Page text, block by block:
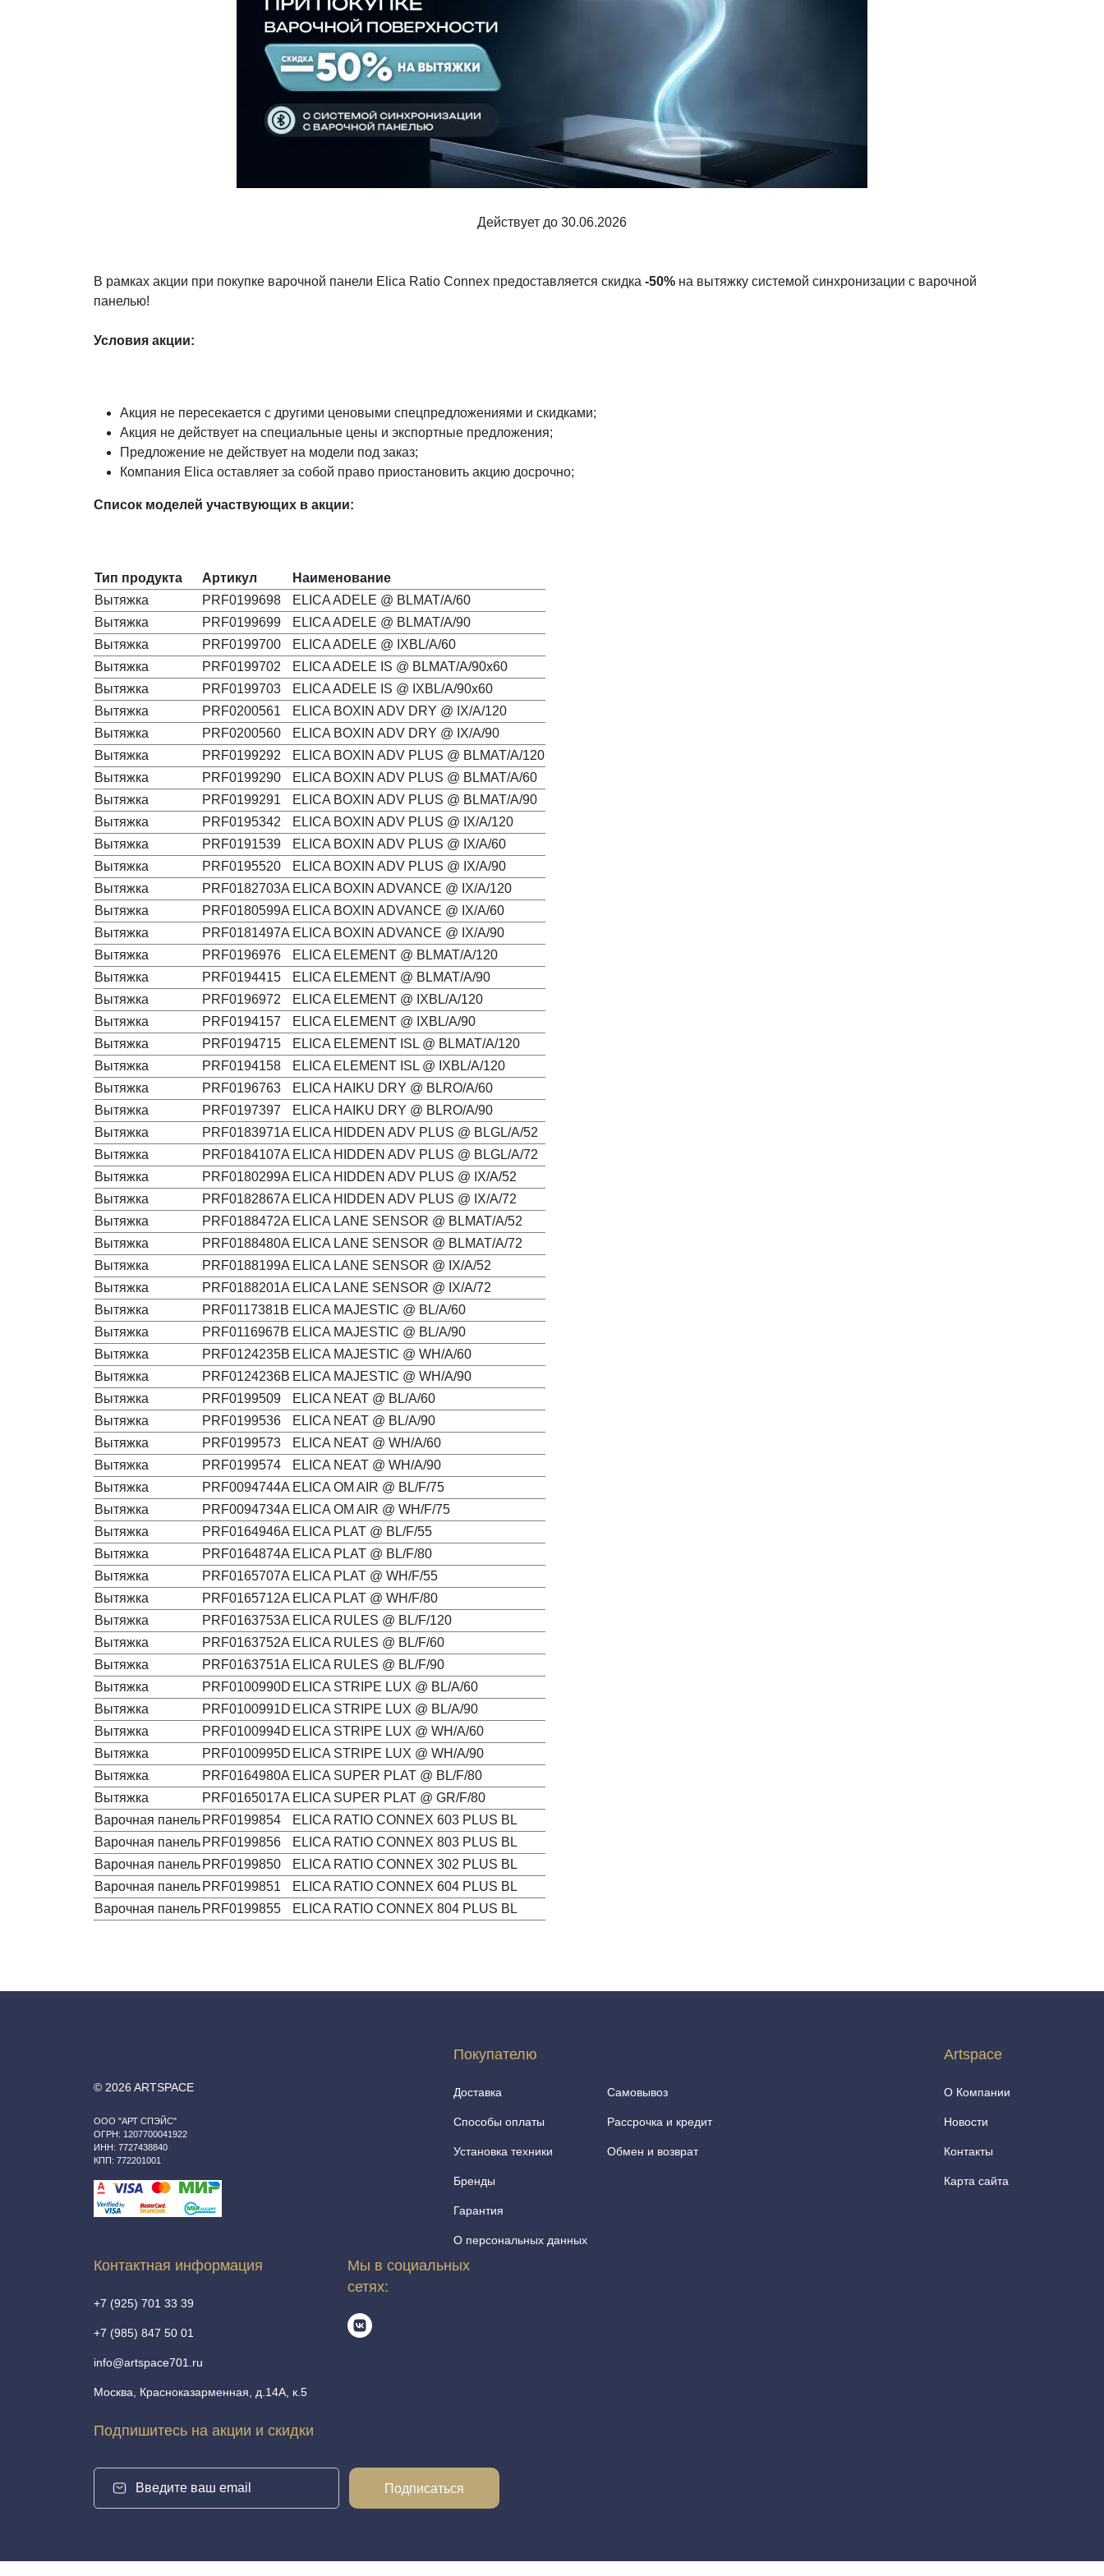
Комоды
Консоли
Консоли
Зеркальные
консоли
Шкафы и
стеллажи
Витрины
Шкафы
Стеллажи
Действует до 30.06.2026
В рамках акции при покупке варочной панели Elica Ratio Connex предоставляется скидка -50% на вытяжку системой синхронизации с варочной
панелью!
Условия акции:
Акция не пересекается с другими ценовыми спецпредложениями и скидками;
Акция не действует на специальные цены и экспортные предложения;
Предложение не действует на модели под заказ;
Компания Elica оставляет за собой право приостановить акцию досрочно;
Список моделей участвующих в акции:
Тип продукта Артикул
Наименование
Вытяжка
PRF0199698
ELICA ADELE @ BLMAT/A/60
Вытяжка
PRF0199699
ELICA ADELE @ BLMAT/A/90
Вытяжка
PRF0199700
ELICA ADELE @ IXBL/A/60
Вытяжка
PRF0199702
ELICA ADELE IS @ BLMAT/A/90x60
Вытяжка
PRF0199703
ELICA ADELE IS @ IXBL/A/90x60
Вытяжка
PRF0200561
ELICA BOXIN ADV DRY @ IX/A/120
Вытяжка
PRF0200560
ELICA BOXIN ADV DRY @ IX/A/90
Вытяжка
PRF0199292
ELICA BOXIN ADV PLUS @ BLMAT/A/120
Вытяжка
PRF0199290
ELICA BOXIN ADV PLUS @ BLMAT/A/60
Вытяжка
PRF0199291
ELICA BOXIN ADV PLUS @ BLMAT/A/90
Вытяжка
PRF0195342
ELICA BOXIN ADV PLUS @ IX/A/120
Вытяжка
PRF0191539
ELICA BOXIN ADV PLUS @ IX/A/60
Вытяжка
PRF0195520
ELICA BOXIN ADV PLUS @ IX/A/90
Вытяжка
PRF0182703A ELICA BOXIN ADVANCE @ IX/A/120
Вытяжка
PRF0180599A ELICA BOXIN ADVANCE @ IX/A/60
Вытяжка
PRF0181497A ELICA BOXIN ADVANCE @ IX/A/90
Вытяжка
PRF0196976
ELICA ELEMENT @ BLMAT/A/120
Вытяжка
PRF0194415
ELICA ELEMENT @ BLMAT/A/90
Вытяжка
PRF0196972
ELICA ELEMENT @ IXBL/A/120
Вытяжка
PRF0194157
ELICA ELEMENT @ IXBL/A/90
Вытяжка
PRF0194715
ELICA ELEMENT ISL @ BLMAT/A/120
Вытяжка
PRF0194158
ELICA ELEMENT ISL @ IXBL/A/120
Вытяжка
PRF0196763
ELICA HAIKU DRY @ BLRO/A/60
Вытяжка
PRF0197397
ELICA HAIKU DRY @ BLRO/A/90
Вытяжка
PRF0183971A ELICA HIDDEN ADV PLUS @ BLGL/A/52
Вытяжка
PRF0184107A ELICA HIDDEN ADV PLUS @ BLGL/A/72
Вытяжка
PRF0180299A ELICA HIDDEN ADV PLUS @ IX/A/52
Вытяжка
PRF0182867A ELICA HIDDEN ADV PLUS @ IX/A/72
Вытяжка
PRF0188472A ELICA LANE SENSOR @ BLMAT/A/52
Вытяжка
PRF0188480A ELICA LANE SENSOR @ BLMAT/A/72
Вытяжка
PRF0188199A ELICA LANE SENSOR @ IX/A/52
Вытяжка
PRF0188201A ELICA LANE SENSOR @ IX/A/72
Вытяжка
PRF0117381B ELICA MAJESTIC @ BL/A/60
Вытяжка
PRF0116967B ELICA MAJESTIC @ BL/A/90
Вытяжка
PRF0124235B ELICA MAJESTIC @ WH/A/60
Вытяжка
PRF0124236B ELICA MAJESTIC @ WH/A/90
Вытяжка
PRF0199509
ELICA NEAT @ BL/A/60
Вытяжка
PRF0199536
ELICA NEAT @ BL/A/90
Вытяжка
PRF0199573
ELICA NEAT @ WH/A/60
Вытяжка
PRF0199574
ELICA NEAT @ WH/A/90
Вытяжка
PRF0094744A ELICA OM AIR @ BL/F/75
Вытяжка
PRF0094734A ELICA OM AIR @ WH/F/75
Вытяжка
PRF0164946A ELICA PLAT @ BL/F/55
Вытяжка
PRF0164874A ELICA PLAT @ BL/F/80
Вытяжка
PRF0165707A ELICA PLAT @ WH/F/55
Вытяжка
PRF0165712A ELICA PLAT @ WH/F/80
Вытяжка
PRF0163753A ELICA RULES @ BL/F/120
Вытяжка
PRF0163752A ELICA RULES @ BL/F/60
Вытяжка
PRF0163751A ELICA RULES @ BL/F/90
Вытяжка
PRF0100990D ELICA STRIPE LUX @ BL/A/60
Вытяжка
PRF0100991D ELICA STRIPE LUX @ BL/A/90
Вытяжка
PRF0100994D ELICA STRIPE LUX @ WH/A/60
Вытяжка
PRF0100995D ELICA STRIPE LUX @ WH/A/90
Вытяжка
PRF0164980A ELICA SUPER PLAT @ BL/F/80
Вытяжка
PRF0165017A ELICA SUPER PLAT @ GR/F/80
Варочная панель PRF0199854
ELICA RATIO CONNEX 603 PLUS BL
Варочная панель PRF0199856
ELICA RATIO CONNEX 803 PLUS BL
Варочная панель PRF0199850
ELICA RATIO CONNEX 302 PLUS BL
Варочная панель PRF0199851
ELICA RATIO CONNEX 604 PLUS BL
Варочная панель PRF0199855 ELICA RATIO CONNEX 804 PLUS BL
© 2026 ARTSPACE
ООО "АРТ СПЭЙС"
ОГРН: 1207700041922
ИНН: 7727438840
КПП: 772201001
Покупателю
Доставка
Способы оплаты
Установка техники
Бренды
Гарантия
О персональных данных
Самовывоз
Рассрочка и кредит
Обмен и возврат
Artspace
О Компании
Новости
Контакты
Карта сайта
Контактная информация
+7 (925) 701 33 39
+7 (985) 847 50 01
info@artspace701.ru
Москва, Красноказарменная, д.14А, к.5
Мы в социальных
сетях:
Подпишитесь на акции и скидки
Подписаться